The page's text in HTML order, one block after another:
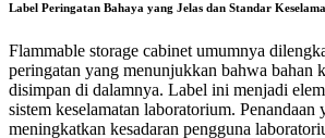
Label Peringatan Bahaya yang Jelas dan Standar
Flammable storage cabinet umumnya
peringatan yang menunjukkan bahwa bahan
disimpan di dalamnya. Label ini menjadi
sistem keselamatan laboratorium. Penandaan
meningkatkan kesadaran pengguna